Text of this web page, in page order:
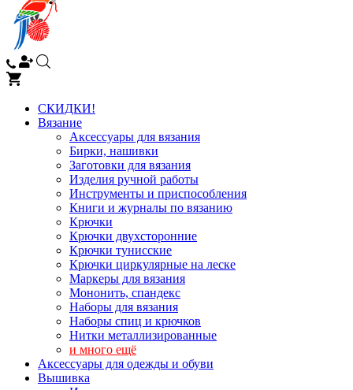
СКИДКИ!
Вязание
Аксессуары для вязания
Бирки, нашивки
Заготовки для вязания
Изделия ручной работы
Инструменты и приспособления
Книги и журналы по вязанию
Крючки
Крючки двухсторонние
Крючки тунисские
Крючки циркулярные на леске
Маркеры для вязания
Мононить, спандекс
Наборы для вязания
Наборы спиц и крючков
Нитки металлизированные
и много ещё
Аксессуары для одежды и обуви
Вышивка